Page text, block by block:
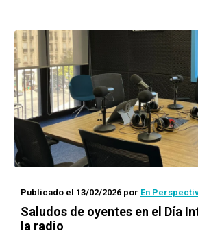
Publicado el 13/02/2026 por En
Saludos de oyentes en el Día
la radio